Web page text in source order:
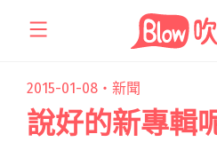
2015-01-08・ 新聞
說好的新專輯